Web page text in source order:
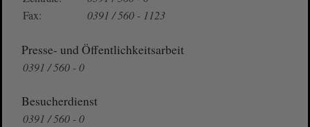
Fax:
0391 / 560 - 1123
Presse- und Öffentlichkeitsarbeit
0391 / 560 - 0
Besucherdienst
0391 / 560 - 0